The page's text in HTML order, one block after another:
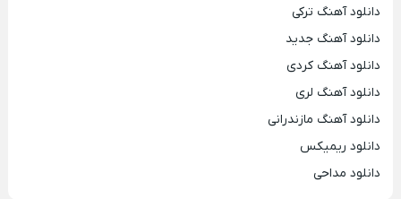
دانلود آهنگ ترکی
دانلود آهنگ جدید
دانلود آهنگ کردی
دانلود آهنگ لری
دانلود آهنگ مازندرانی
دانلود ریمیکس
دانلود مداحی